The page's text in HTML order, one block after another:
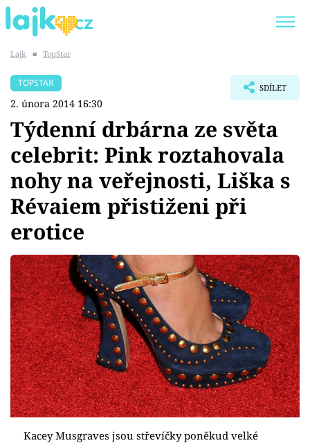
SHOPAHOLICADEL
Témata
Showbyznys
Youtubeři
Virály
Sex a vztahy
Videa
Sledujte prima+
Přihlášení
Lajk ■ TopStar
TOPSTAR
2. února 2014 16:30
SDÍLET
Týdenní drbárna ze světa
celebrit: Pink roztahovala
nohy na veřejnosti, Liška s
Révaiem přistiženi při
erotice
Kacey Musgraves jsou střevíčky poněkud velké